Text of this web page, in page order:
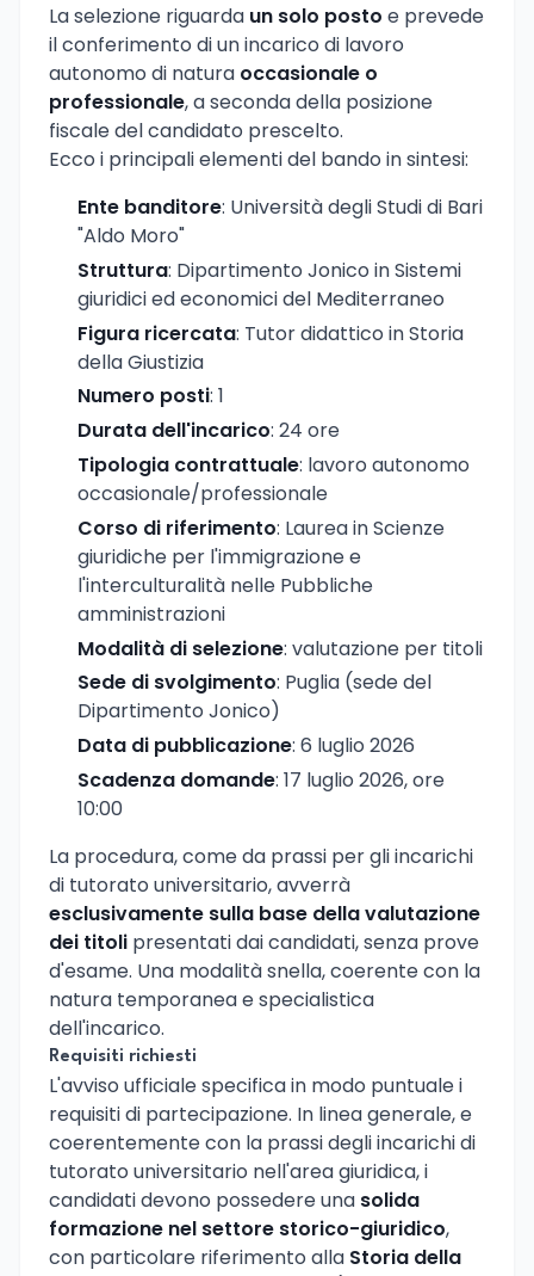
La selezione riguarda un solo posto e prevede
il conferimento di un incarico di lavoro
autonomo di natura occasionale o
professionale, a seconda della posizione
fiscale del candidato prescelto.
Ecco i principali elementi del bando in sintesi:
Ente banditore: Università degli Studi di Bari
"Aldo Moro"
Struttura: Dipartimento Jonico in Sistemi
giuridici ed economici del Mediterraneo
Figura ricercata: Tutor didattico in Storia
della Giustizia
Numero posti: 1
Durata dell'incarico: 24 ore
Tipologia contrattuale: lavoro autonomo
occasionale/professionale
Corso di riferimento: Laurea in Scienze
giuridiche per l'immigrazione e
l'interculturalità nelle Pubbliche
amministrazioni
Modalità di selezione: valutazione per titoli
Sede di svolgimento: Puglia (sede del
Dipartimento Jonico)
Data di pubblicazione: 6 luglio 2026
Scadenza domande: 17 luglio 2026, ore
10:00
La procedura, come da prassi per gli incarichi
di tutorato universitario, avverrà
esclusivamente sulla base della valutazione
dei titoli presentati dai candidati, senza prove
d'esame. Una modalità snella, coerente con la
natura temporanea e specialistica
dell'incarico.
Requisiti richiesti
L'avviso ufficiale specifica in modo puntuale i
requisiti di partecipazione. In linea generale, e
coerentemente con la prassi degli incarichi di
tutorato universitario nell'area giuridica, i
candidati devono possedere una solida
formazione nel settore storico-giuridico,
con particolare riferimento alla Storia della